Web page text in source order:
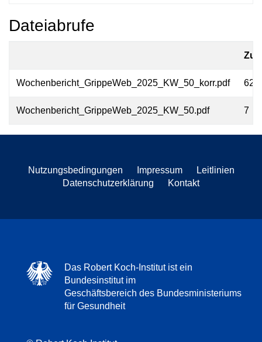
Dateiabrufe
Wochenbericht_GrippeWeb_2025_KW_50_korr.pdf 622
Wochenbericht_GrippeWeb_2025_KW_50.pdf 7
Nutzungsbedingungen Impressum
Leitlinien
Datenschutzerklärung
Kontakt
Das Robert Koch-Institut ist ein
Bundesinstitut im
Geschäftsbereich des Bundesministeriums
für Gesundheit